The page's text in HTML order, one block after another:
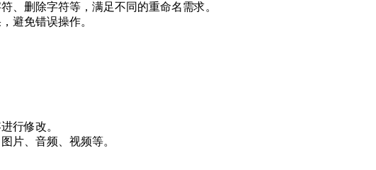
、删除字符等，满足不同的重命名需求。
避免错误操作。
行修改。
片、音频、视频等。